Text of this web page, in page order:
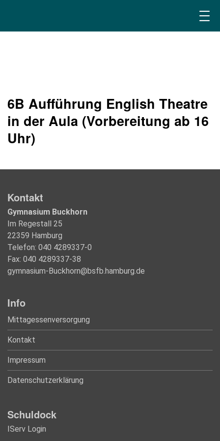
6B Aufführung English Theatre
in der Aula (Vorbereitung ab 16
Uhr)
Kontakt
Gymnasium Buckhorn
Im Regestall 25
22359 Hamburg
Telefon: 040 4289337-0
Fax: 040 4289337-38
gymnasium-Buckhorn@bsfb.hamburg.de
Info
Mittagessenversorgung
Kontakt
Impressum
Datenschutzerklärung
Schuldock
IServ Login